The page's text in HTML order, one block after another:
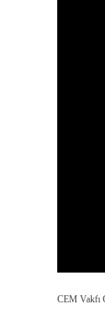
CEM Vakfı